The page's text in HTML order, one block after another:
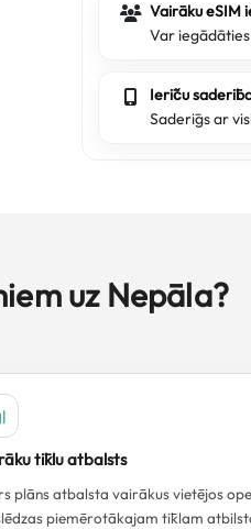
Vairāku eSIM
Var
Ierīču
Saderīgs ar
uz Nepāla?
tīklu atbalsts
plāns atbalsta vairākus vietējos
piemērotākajam tīklam